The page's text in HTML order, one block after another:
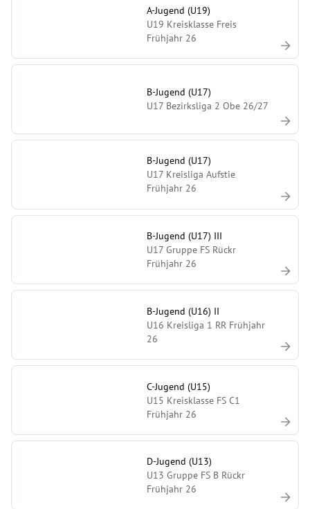
A-Jugend (U19)
U19 Kreisklasse Freis
Frühjahr 26
B-Jugend (U17)
U17 Bezirksliga 2 Obe 26/27
B-Jugend (U17)
U17 Kreisliga Aufstie
Frühjahr 26
B-Jugend (U17) III
U17 Gruppe FS Rückr
Frühjahr 26
B-Jugend (U16) II
U16 Kreisliga 1 RR Frühjahr
26
C-Jugend (U15)
U15 Kreisklasse FS C1
Frühjahr 26
D-Jugend (U13)
U13 Gruppe FS B Rückr
Frühjahr 26